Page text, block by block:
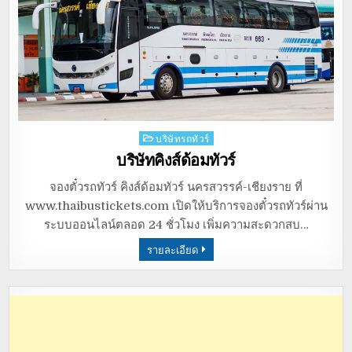
Posted
in
บริษัทรถทัวร์
บริษัทคิงส์ด้อมทัวร์
จองตั๋วรถทัวร์ คิงส์ด้อมทัวร์ นครสวรรค์-เชียงราย ที่
www.thaibustickets.com เปิดให้บริการจองตั๋วรถทัวร์ผ่าน
ระบบออนไลน์ตลอด 24 ชั่วโมง เพิ่มความสะดวกสบ…
รายละเอียด